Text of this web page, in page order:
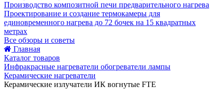
Производство композитной печи предварительного нагрева
Проектирование и создание термокамеры для
единовременного нагрева до 72 бочек на 15 квадратных
метрах
Все обзоры и советы
Главная
Каталог товаров
Инфракрасные нагреватели обогреватели лампы
Керамические нагреватели
Керамические излучатели ИК вогнутые FTE